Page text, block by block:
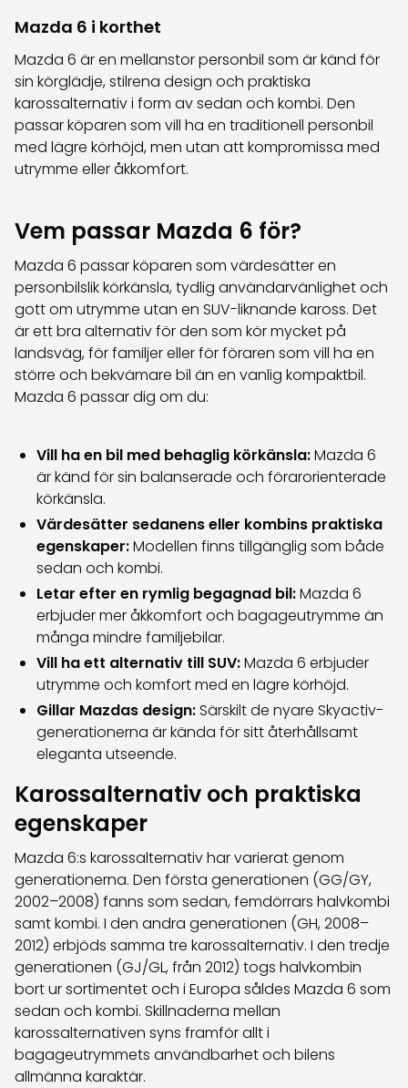
Kombibilar
Dragfordon
Skåpbilar
Kommersiella fordon
Auktionsbilar
Prisvärda bilar
Saka Select
De populäraste bilmärkena
Audi
BMW
Kia
Mercedes-Benz
Polestar
Skoda
Tesla
Toyota
Alla märken
Sälj din bil
Sälj din bil
Sälj företagsbilen
Artiklar relaterade till bilförsäljning
Kom ihåg dessa när du säljer din bil!
Miten säilytän autoni arvon?
Produkter & tjänster
Ytterligare biltjänster
SakaVarma
SakaKasko
Finansiering
Hemleverans
SakaVarma för kommersiella fordon
Tillbehör till bilen
Dragkrokar
Däck till din bil
Köpa bil på distans
Saka Select
Nyheter och kampanjer
Butiker
Företag
Saka Finland Oy
Administration
Inköpsteam
Kontakta oss
Rekrytering
Faktureringsinformation
För media
Mazda 6 i korthet
Mazda 6 är en mellanstor personbil som är känd för
sin körglädje, stilrena design och praktiska
karossalternativ i form av sedan och kombi. Den
passar köparen som vill ha en traditionell personbil
med lägre körhöjd, men utan att kompromissa med
utrymme eller åkkomfort.
Vem passar Mazda 6 för?
Mazda 6 passar köparen som värdesätter en
personbilslik körkänsla, tydlig användarvänlighet och
gott om utrymme utan en SUV-liknande kaross. Det
är ett bra alternativ för den som kör mycket på
landsväg, för familjer eller för föraren som vill ha en
större och bekvämare bil än en vanlig kompaktbil.
Mazda 6 passar dig om du:
Vill ha en bil med behaglig körkänsla:Mazda 6
är känd för sin balanserade och förarorienterade
körkänsla.
Värdesätter sedanens eller kombins praktiska
egenskaper:Modellen finns tillgänglig som både
sedan och kombi.
Letar efter en rymlig begagnad bil:Mazda 6
erbjuder mer åkkomfort och bagageutrymme än
många mindre familjebilar.
Vill ha ett alternativ till SUV:Mazda 6 erbjuder
utrymme och komfort med en lägre körhöjd.
Gillar Mazdas design:Särskilt de nyare Skyactiv-
generationerna är kända för sitt återhållsamt
eleganta utseende.
Karossalternativ och praktiska
egenskaper
Mazda 6:s karossalternativ har varierat genom
generationerna. Den första generationen (GG/GY,
2002–2008) fanns som sedan, femdörrars halvkombi
samt kombi. I den andra generationen (GH, 2008–
2012) erbjöds samma tre karossalternativ. I den tredje
generationen (GJ/GL, från 2012) togs halvkombin
bort ur sortimentet och i Europa såldes Mazda 6 som
sedan och kombi. Skillnaderna mellan
karossalternativen syns framför allt i
bagageutrymmets användbarhet och bilens
allmänna karaktär.